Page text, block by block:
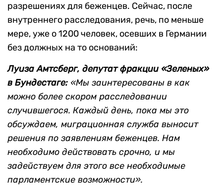
разрешениях для беженцев. Сейчас, после
внутреннего расследования, речь, по меньше
мере, уже о 1200 человек, осевших в Германии
без должных на то оснований:
Луиза Амтсберг, депутат фракции «Зеленых»
в Бундестаге: «Мы заинтересованы в как
можно более скором расследовании
случившегося. Каждый день, пока мы это
обсуждаем, миграционная служба выносит
решения по заявлениям беженцев. Нам
необходимо действовать срочно, и мы
задействуем для этого все необходимые
парламентские возможности».